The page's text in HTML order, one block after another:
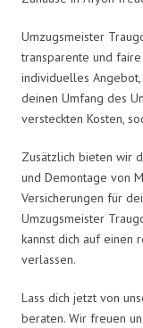
Umzugsmeister
transparente und
individuelles
deinen Umfang des
versteckten Kosten,
Zusätzlich bieten wir
und Demontage von
Versicherungen für
Umzugsmeister
kannst dich auf einen
verlassen.
Lass dich jetzt von
beraten. Wir freuen